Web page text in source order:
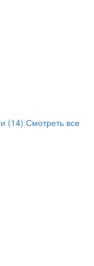
(14) Смотреть все